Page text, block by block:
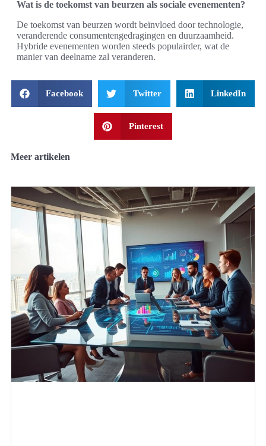
Wat is de toekomst van beurzen als sociale evenementen?
De toekomst van beurzen wordt beïnvloed door technologie,
veranderende consumentengedragingen en duurzaamheid.
Hybride evenementen worden steeds populairder, wat de
manier van deelname zal veranderen.
Facebook Twitter LinkedIn
Pinterest
Meer artikelen